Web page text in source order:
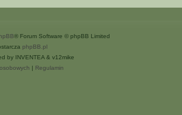
® Forum Software © phpBB Limited
phpBB.pl
by INVENTEA & v12mike
| Regulamin